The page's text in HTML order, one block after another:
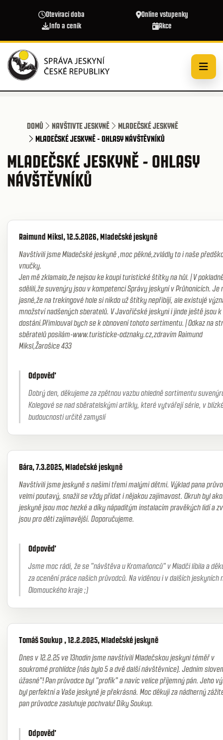
Otevírací doba
Online vstupenky
Info a ceník
Akce
DOMŮ NAVŠTIVTE JESKYNĚ
MLADEČSKÉ JESKYNĚ
MLADEČSKÉ JESKYNĚ - OHLASY NÁVŠTĚVNÍKŮ
MLADEČSKÉ JESKYNĚ - OHLASY
NÁVŠTĚVNÍKŮ
Raimund Miksl, 12.5.2026, Mladečské jeskyně
Navštívili jsme Mladečské jeskyně ,moc pěkné,zvládly to i naše
vnučky.
Jen mě zklamalo,že nejsou ke koupi turistické štítky na hůl.|V
sdělili,že suvenýry jsou v kompetenci Správy jeskyní v Průhonicích. Je
jasné,že na trekingové hole si nikdo už štítky nepřibíjí, ale existujé
množství nadšených sberatelů. V Javořičské jeskyni i jinde ještě jsou k
dostání.Přimlouval bych se k obnovení tohoto sertimentu.|Odkaz na
sběratelů posílám-www.turisticke-odznaky.cz,zdravím Raimund
Miksl,Žarošice 433
Odpověď
Dobrý den, děkujeme za zpětnou vazbu ohledně sortimentu
Kolegové se nad sběratelskými artikly, které vytvářejí série, v
budoucnosti určitě zamyslí
Bára, 7.3.2025, Mladečské jeskyně
Navštívili jsme jeskyně s našimi třemi malými dětmi. Výklad pana
velmi poutavý, snažil se vždy přidat i nějakou zajímavost. Okruh byl
jeskyně jsou moc hezké a díky nápaditým instalacím pravěkých lidí a
jsou pro děti zajímavější. Doporučujeme.
Odpověď
Jsme moc rádi, že se "návštěva u Kromaňonců" v Mladči líbila a
za ocenění práce našich průvodců. Na viděnou i v dalších jeskyních
Olomouckého kraje ;)
Tomáš Soukup , 12.2.2025, Mladečské jeskyně
Dnes v 12.2.25 ve 13hodin jsme navštívili Mladečskou jeskyni téměř v
soukromé prohlídce (nás bylo 5 a dvě další návštěvnice). Jedním
úžasné"! Pan průvodce byl "profík" a navíc velice příjemný pán. Jeho
byl perfektní a Vaše jeskyně je překrásná. Moc děkuji za nádherný
pan průvodce zasluhuje pochvalu! Díky Soukup.
Odpověď